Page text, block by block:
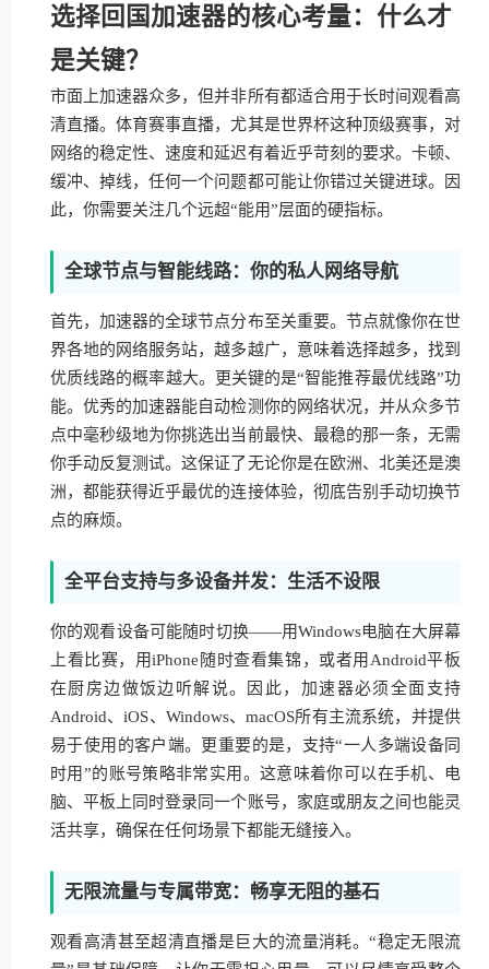
选择回国加速器的核心考量：什么才
是关键？
市面上加速器众多，但并非所有都适合用于长时间观看高
清直播。体育赛事直播，尤其是世界杯这种顶级赛事，对
网络的稳定性、速度和延迟有着近乎苛刻的要求。卡顿、
缓冲、掉线，任何一个问题都可能让你错过关键进球。因
此，你需要关注几个远超“能用”层面的硬指标。
全球节点与智能线路：你的私人网络导航
首先，加速器的全球节点分布至关重要。节点就像你在世
界各地的网络服务站，越多越广，意味着选择越多，找到
优质线路的概率越大。更关键的是“智能推荐最优线路”功
能。优秀的加速器能自动检测你的网络状况，并从众多节
点中毫秒级地为你挑选出当前最快、最稳的那一条，无需
你手动反复测试。这保证了无论你是在欧洲、北美还是澳
洲，都能获得近乎最优的连接体验，彻底告别手动切换节
点的麻烦。
全平台支持与多设备并发：生活不设限
你的观看设备可能随时切换——用Windows电脑在大屏幕
上看比赛，用iPhone随时查看集锦，或者用Android平板
在厨房边做饭边听解说。因此，加速器必须全面支持
Android、iOS、Windows、macOS所有主流系统，并提供
易于使用的客户端。更重要的是，支持“一人多端设备同
时用”的账号策略非常实用。这意味着你可以在手机、电
脑、平板上同时登录同一个账号，家庭或朋友之间也能灵
活共享，确保在任何场景下都能无缝接入。
无限流量与专属带宽：畅享无阻的基石
观看高清甚至超清直播是巨大的流量消耗。“稳定无限流